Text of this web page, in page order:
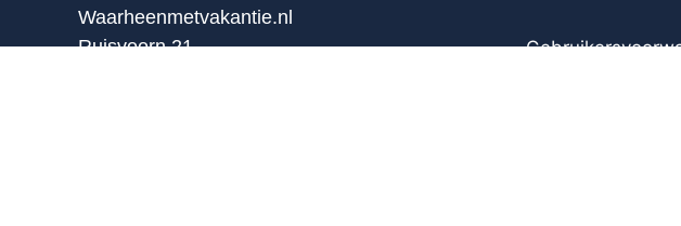
Waarheenmetvakantie.nl
Ruisvoorn 21